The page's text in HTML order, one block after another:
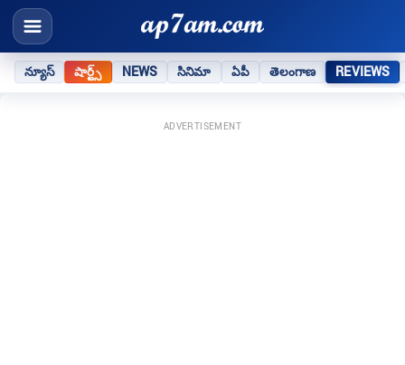
న్యూస్ షార్ట్స్ NEWS సినిమా ఏపీ తెలంగాణ REVIEWS
ADVERTISEMENT